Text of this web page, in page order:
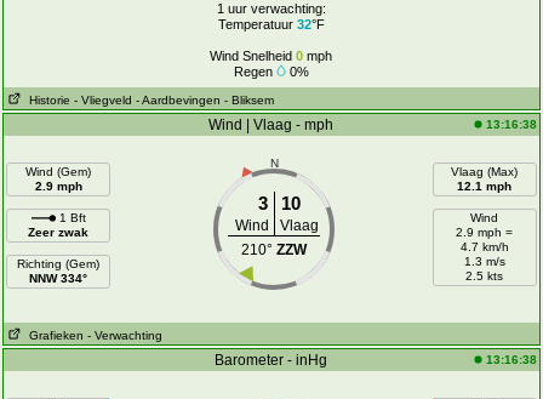
1 uur verwachting:
Temperatuur 32°F
Wind Snelheid 0 mph
Regen
0%
Historie - Vliegveld - Aardbevingen - Bliksem
Wind | Vlaag - mph 13:16:38
Wind (Gem)
2.9 mph
1 Bft
Zeer zwak
Richting (Gem)
NNW 334°
N
3 10
Wind
Vlaag
210° ZZW
Vlaag (Max)
12.1 mph
Wind
2.9 mph =
4.7 km/h
1.3 m/s
2.5 kts
Grafieken - Verwachting
Barometer - inHg 13:16:38